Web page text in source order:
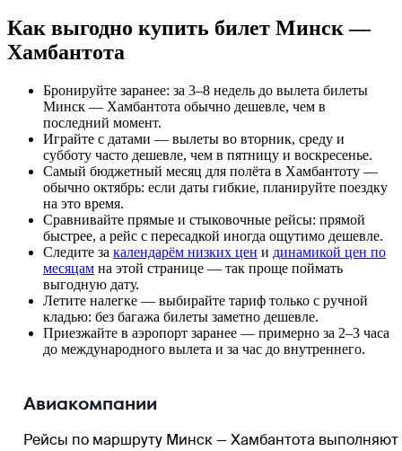
Как выгодно купить билет Минск —
Хамбантота
Бронируйте заранее: за 3–8 недель до вылета билеты
Минск — Хамбантота обычно дешевле, чем в
последний момент.
Играйте с датами — вылеты во вторник, среду и
субботу часто дешевле, чем в пятницу и воскресенье.
Самый бюджетный месяц для полёта в Хамбантоту —
обычно октябрь: если даты гибкие, планируйте поездку
на это время.
Сравнивайте прямые и стыковочные рейсы: прямой
быстрее, а рейс с пересадкой иногда ощутимо дешевле.
Следите за календарём низких цен и динамикой цен по
месяцам на этой странице — так проще поймать
выгодную дату.
Летите налегке — выбирайте тариф только с ручной
кладью: без багажа билеты заметно дешевле.
Приезжайте в аэропорт заранее — примерно за 2–3 часа
до международного вылета и за час до внутреннего.
Авиакомпании
Рейсы по маршруту Минск — Хамбантота выполняют